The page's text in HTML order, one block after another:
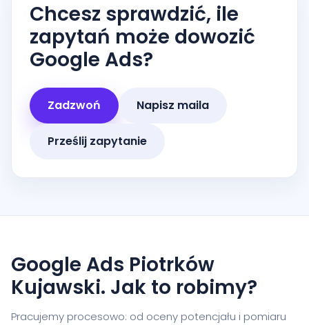
Chcesz sprawdzić, ile
zapytań może dowozić
Google Ads?
Zadzwoń Napisz maila
Prześlij zapytanie
Google Ads Piotrków
Kujawski. Jak to robimy?
Pracujemy procesowo: od oceny potencjału i pomiaru